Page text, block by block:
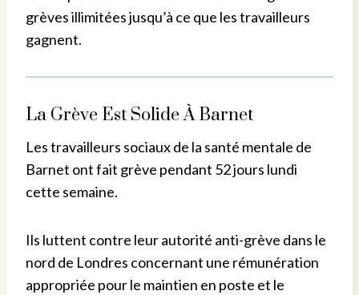
grèves illimitées jusqu’à ce que les travailleurs
gagnent.
La Grève Est Solide À Barnet
Les travailleurs sociaux de la santé mentale de
Barnet ont fait grève pendant 52 jours lundi
cette semaine.
Ils luttent contre leur autorité anti-grève dans le
nord de Londres concernant une rémunération
appropriée pour le maintien en poste et le